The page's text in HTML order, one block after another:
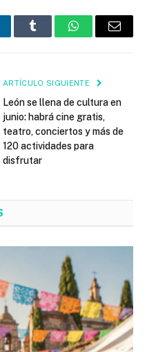
Tumblr WhatsAppEmail
ARTÍCULO SIGUIENTE
León se llena de cultura en
junio: habrá cine gratis,
teatro, conciertos y más de
120 actividades para
disfrutar